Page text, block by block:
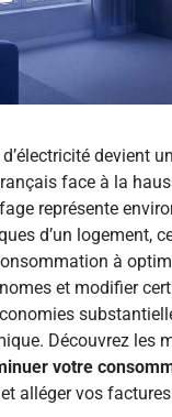
devient
face à la
représente
d’un logement,
à
et modifier
Découvrez les
votre
et alléger vos